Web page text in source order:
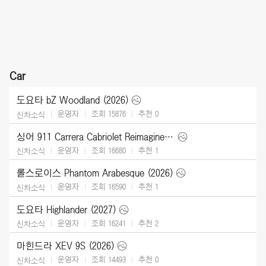
Car
도요타 bZ Woodland (2026)
신차소식 운영자 조회 15876 추천 0
싱어 911 Carrera Cabriolet Reimagined Type 964 (2026)
신차소식 운영자 조회 16680 추천 1
롤스로이스 Phantom Arabesque (2026)
신차소식 운영자 조회 16590 추천 1
도요타 Highlander (2027)
신차소식 운영자 조회 16241 추천 2
마힌드라 XEV 9S (2026)
신차소식 운영자 조회 14493 추천 0